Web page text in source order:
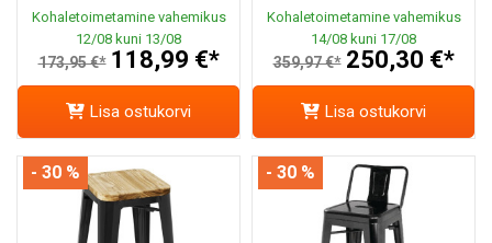
Kohaletoimetamine vahemikus
12/08 kuni 13/08
173,95 €* 118,99 €*
Lisa ostukorvi
Kohaletoimetamine vahemikus
14/08 kuni 17/08
359,97 €* 250,30 €*
Lisa ostukorvi
- 30 % - 30 %